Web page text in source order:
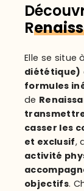
R
Elle se situe à
diététique)
formules
de
casser les
et exclusif,
activité
objectifs.